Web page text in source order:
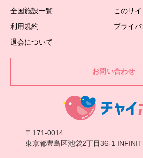
全国施設一覧
このサ
利用規約
プライ
退会について
お問い合わせ
〒171-0014
東京都豊島区池袋2丁目36-1